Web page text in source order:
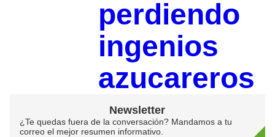
perdiendo
ingenios
azucareros
Newsletter
¿Te quedas fuera de la conversación? Mandamos a tu
correo el mejor resumen informativo.